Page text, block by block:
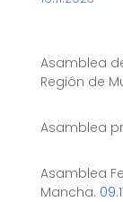
Asamblea
Región de
Asamblea
Asamblea
Mancha.